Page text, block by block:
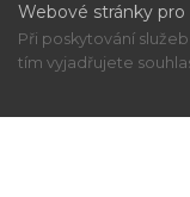
Webové stránky
Při poskytování
tím vyjadřujete